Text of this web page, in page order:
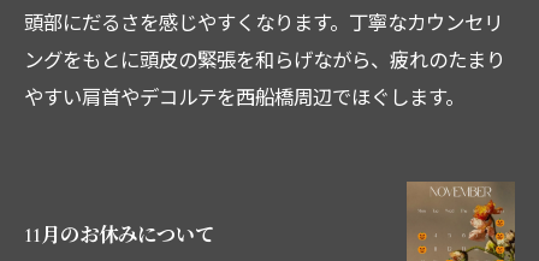
頭部にだるさを感じやすくなります。丁寧なカウンセリ
ングをもとに頭皮の緊張を和らげながら、疲れのたまり
やすい肩首やデコルテを西船橋周辺でほぐします。
11月のお休みについて